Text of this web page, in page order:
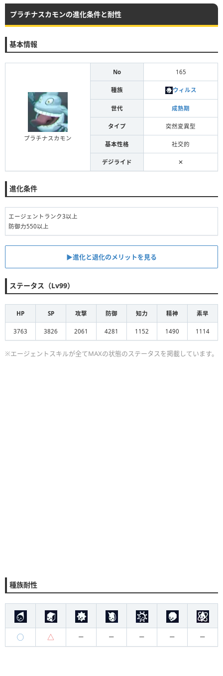
プラチナスカモンの進化条件と耐性
基本情報
プラチナスカモン
No 165
種族 ウィルス
世代 成熟期
タイプ 突然変異型
基本性格 社交的
デジライド ✕
進化条件
エージェントランク3以上
防御力550以上
▶︎進化と退化のメリットを見る
ステータス（Lv99）
HP SP 攻撃 防御 知力 精神 素早
3763 3826 2061 4281 1152 1490 1114
※エージェントスキルが全てMAXの状態のステータスを掲載しています。
種族耐性
◯ △ ー ー ー ー ー